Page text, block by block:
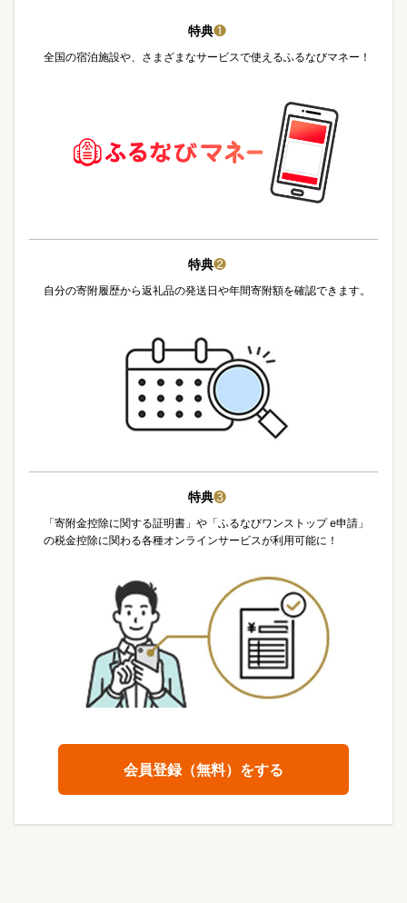
特典❶
全国の宿泊施設や、さまざまなサービスで使えるふるなびマネー！
特典❷
自分の寄附履歴から返礼品の発送日や年間寄附額を確認できます。
特典❸
「寄附金控除に関する証明書」や「ふるなびワンストップ e申請」
の税金控除に関わる各種オンラインサービスが利用可能に！
会員登録（無料）をする